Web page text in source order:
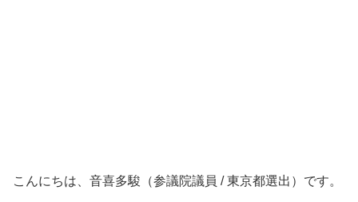
こんにちは、音喜多駿（参議院議員 / 東京都選出）です。